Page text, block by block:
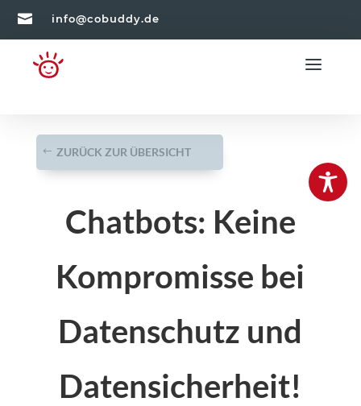
 info@cobuddy.de
ZURÜCK ZUR ÜBERSICHT
Chatbots: Keine
Kompromisse bei
Datenschutz und
Datensicherheit!